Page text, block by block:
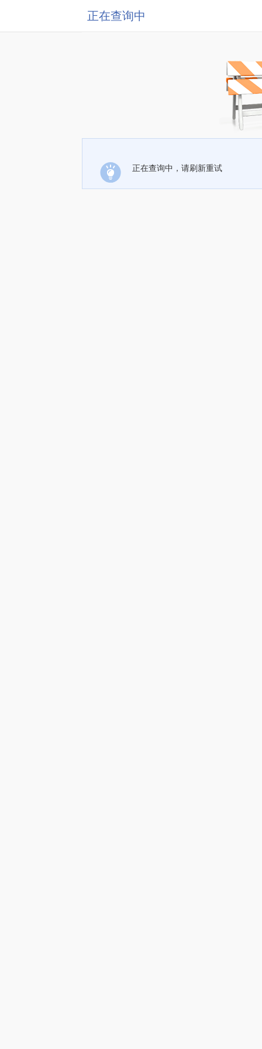
正在查询中
正在查询中，请刷新重试